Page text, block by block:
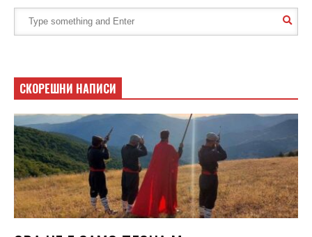
СКОРЕШНИ НАПИСИ